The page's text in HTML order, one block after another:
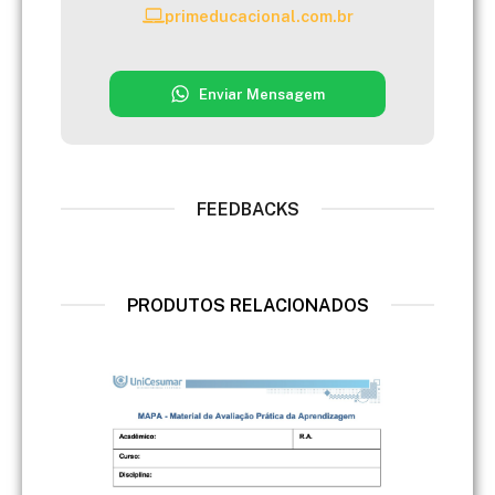
primeducacional.com.br
Enviar Mensagem
FEEDBACKS
PRODUTOS RELACIONADOS